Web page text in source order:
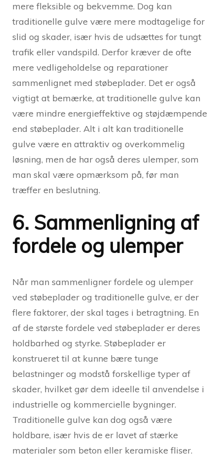
mere fleksible og bekvemme. Dog kan
traditionelle gulve være mere modtagelige for
slid og skader, især hvis de udsættes for tungt
trafik eller vandspild. Derfor kræver de ofte
mere vedligeholdelse og reparationer
sammenlignet med støbeplader. Det er også
vigtigt at bemærke, at traditionelle gulve kan
være mindre energieffektive og støjdæmpende
end støbeplader. Alt i alt kan traditionelle
gulve være en attraktiv og overkommelig
løsning, men de har også deres ulemper, som
man skal være opmærksom på, før man
træffer en beslutning.
6. Sammenligning af
fordele og ulemper
Når man sammenligner fordele og ulemper
ved støbeplader og traditionelle gulve, er der
flere faktorer, der skal tages i betragtning. En
af de største fordele ved støbeplader er deres
holdbarhed og styrke. Støbeplader er
konstrueret til at kunne bære tunge
belastninger og modstå forskellige typer af
skader, hvilket gør dem ideelle til anvendelse i
industrielle og kommercielle bygninger.
Traditionelle gulve kan dog også være
holdbare, især hvis de er lavet af stærke
materialer som beton eller keramiske fliser.